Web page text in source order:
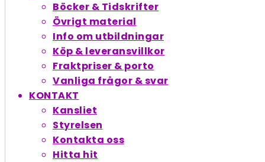
Böcker & Tidskrifter
Övrigt material
Info om utbildningar
Köp & leveransvillkor
Fraktpriser & porto
Vanliga frågor & svar
KONTAKT
Kansliet
Styrelsen
Kontakta oss
Hitta hit